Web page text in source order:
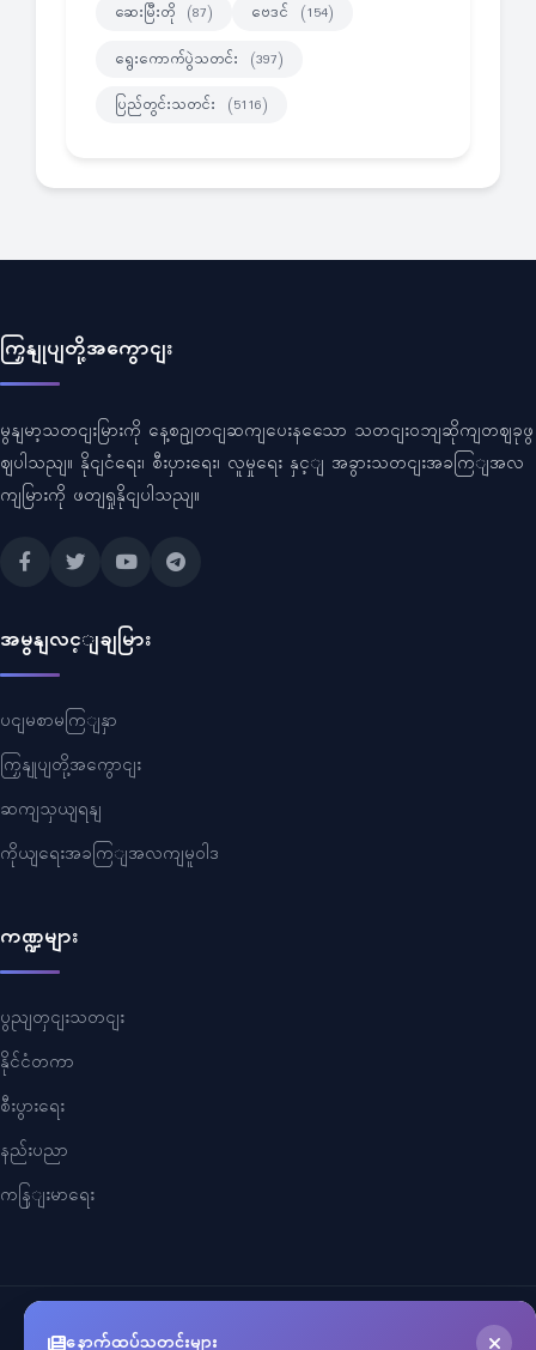
ဆေးမြီးတို (87) ဗေဒင် (154)
ရွေးကောက်ပွဲသတင်း (397)
ပြည်တွင်းသတင်း (5116)
ကြှနျုပျတို့အကွောငျး
မွနျမာ့သတငျးမြားကို နေ့စဥျတငျဆကျပေးနသေော သတငျးဝဘျဆိုကျတဈခုဖွ
ဈပါသညျ။ နိုငျငံရေး၊ စီးပှားရေး၊ လူမှုရေး နှင့ျ အခွားသတငျးအခကြျအလ
ကျမြားကို ဖတျရှုနိုငျပါသညျ။
အမွနျလင့ျချမြား
ပငျမစာမကြျနှာ
ကြှနျုပျတို့အကွောငျး
ဆကျသှယျရနျ
ကိုယျရေးအခကြျအလကျမူဝါဒ
ကဏ္ဍများ
ပွညျတှငျးသတငျး
နိုင်ငံတကာ
စီးပွားရေး
နည်းပညာ
ကနြျးမာရေး
© 2026 Myanmar Cele News
နောက်ထပ်သတင်းများ